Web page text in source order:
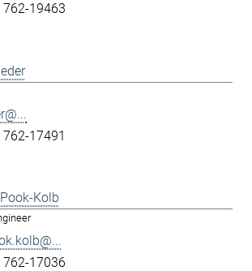
19463
17491
Kolb
17036